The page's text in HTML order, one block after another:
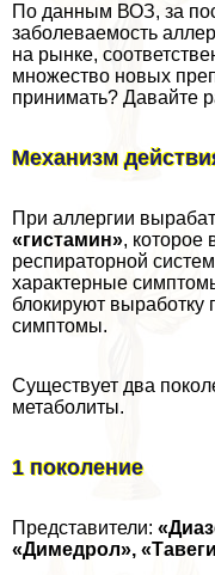
По данным ВОЗ, за
заболеваемость
на рынке,
множество новых
принимать? Давайте
Механизм
При аллергии
«гистамин», которое
респираторной
хаpaктерные
блокируют выработку
симптомы.
Существует два
метаболиты.
1️ поколение
Представители:
«Димедрол»,